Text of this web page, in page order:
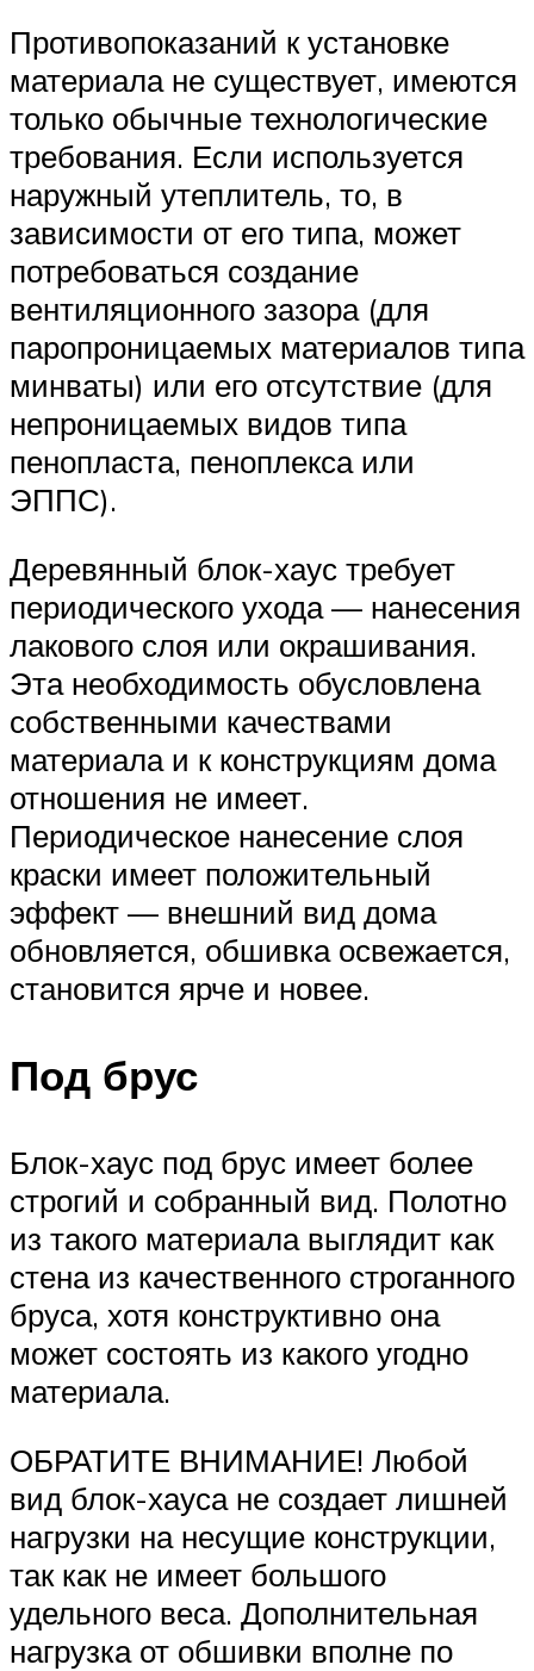
Противопоказаний к установке
материала не существует, имеются
только обычные технологические
требования. Если используется
наружный утеплитель, то, в
зависимости от его типа, может
потребоваться создание
вентиляционного зазора (для
паропроницаемых материалов типа
минваты) или его отсутствие (для
непроницаемых видов типа
пенопласта, пеноплекса или
ЭППС).
Деревянный блок-хаус требует
периодического ухода — нанесения
лакового слоя или окрашивания.
Эта необходимость обусловлена
собственными качествами
материала и к конструкциям дома
отношения не имеет.
Периодическое нанесение слоя
краски имеет положительный
эффект — внешний вид дома
обновляется, обшивка освежается,
становится ярче и новее.
Под брус
Блок-хаус под брус имеет более
строгий и собранный вид. Полотно
из такого материала выглядит как
стена из качественного строганного
бруса, хотя конструктивно она
может состоять из какого угодно
материала.
ОБРАТИТЕ ВНИМАНИЕ! Любой
вид блок-хауса не создает лишней
нагрузки на несущие конструкции,
так как не имеет большого
удельного веса. Дополнительная
нагрузка от обшивки вполне по